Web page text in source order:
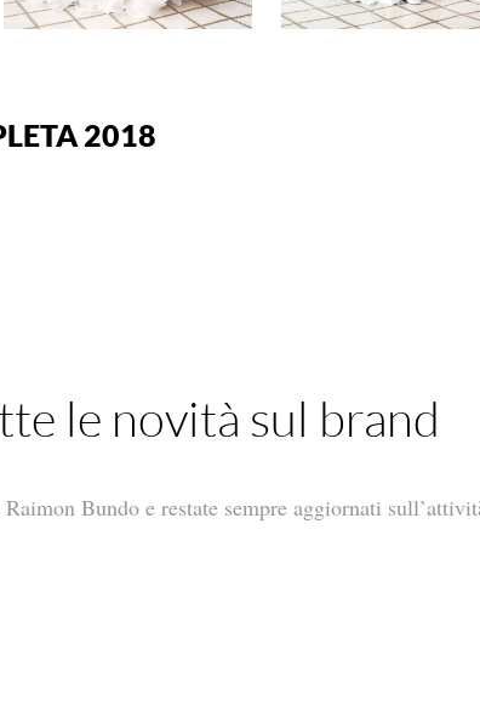
2018
le novità sul brand
Bundo e restate sempre aggiornati